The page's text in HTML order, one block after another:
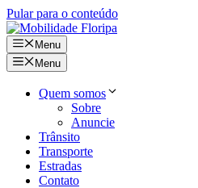
Pular para o conteúdo
Menu
Menu
Quem somos
Sobre
Anuncie
Trânsito
Transporte
Estradas
Contato